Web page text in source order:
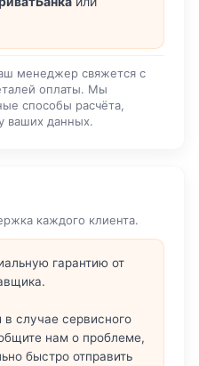
менеджер свяжется с
оплаты. Мы
способы расчёта,
ваших данных.
каждого клиента.
гарантию от
в случае сервисного
нам о проблеме,
быстро отправить